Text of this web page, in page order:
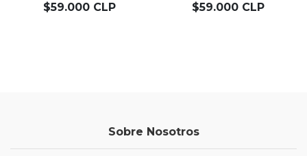
$59.000 CLP
$59.000 CLP
Sobre Nosotros